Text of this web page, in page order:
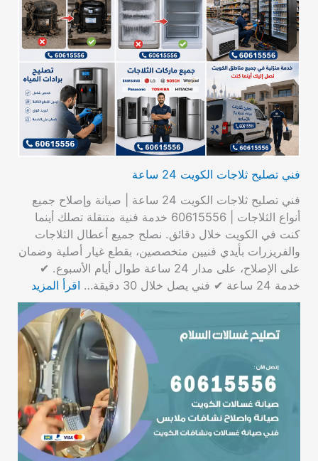
فني تصليح ثلاجات الكويت 24 ساعة
فني تصليح ثلاجات الكويت 24 ساعة | صيانة وإصلاح جميع
أنواع الثلاجات | 60615556 خدمة فنية متنقلة تصلك أينما
كنت في الكويت خلال دقائق. نصلح جميع أعطال الثلاجات
والفريزرات بأيدي فنيين متخصصين، بقطع غيار أصلية وضمان
على الإصلاح، على مدار 24 ساعة طوال أيام الأسبوع. ✔
خدمة 24 ساعة ✔ فني يصل خلال 30 دقيقة…
اقرأ المزيد